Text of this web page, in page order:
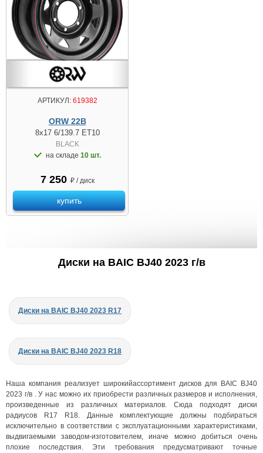
АРТИКУЛ:619382
ORW 22B
8x17 6/139.7 ET10
BLACK
на складе 10 шт.
7 250 ₽ / диск
купить
Диски на BAIC BJ40 2023 г/в
Диски на BAIC BJ40 2023 R17
Диски на BAIC BJ40 2023 R18
Наша компания реализует широкийассортимент дисков для BAIC BJ40
2023 г/в . У нас можно их приобрести различных размеров и исполнения,
произведенные из различных материалов. Сюда подходят диски
радиусов R17 R18. Данные комплектующие должны подбираться
исключительно в соответствии с эксплуатационными характеристиками,
выдвигаемыми заводом-изготовителем, иначе можно добиться очень
плохие последствия. Эти требования предусматривают точные